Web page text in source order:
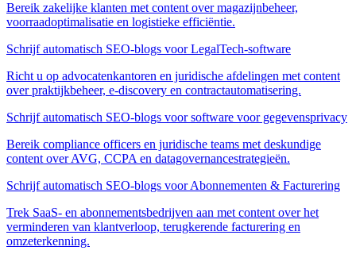
Bereik zakelijke klanten met content over magazijnbeheer,
voorraadoptimalisatie en logistieke efficiëntie.
Schrijf automatisch SEO-blogs voor LegalTech-software
Richt u op advocatenkantoren en juridische afdelingen met content
over praktijkbeheer, e-discovery en contractautomatisering.
Schrijf automatisch SEO-blogs voor software voor gegevensprivacy
Bereik compliance officers en juridische teams met deskundige
content over AVG, CCPA en datagovernancestrategieën.
Schrijf automatisch SEO-blogs voor Abonnementen & Facturering
Trek SaaS- en abonnementsbedrijven aan met content over het
verminderen van klantverloop, terugkerende facturering en
omzeterkenning.